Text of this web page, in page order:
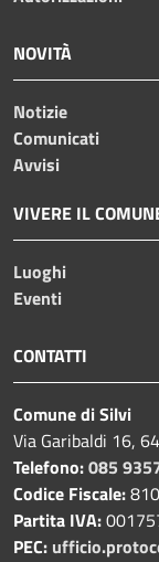
NOVITÀ
Notizie
Comunicati
Avvisi
VIVERE IL
Luoghi
Eventi
CONTATTI
Comune di Silvi
Via Garibaldi 16,
Telefono:085
Codice Fiscale:
Partita IVA:
PEC: